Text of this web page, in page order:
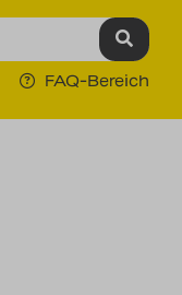
FAQ-Bereich